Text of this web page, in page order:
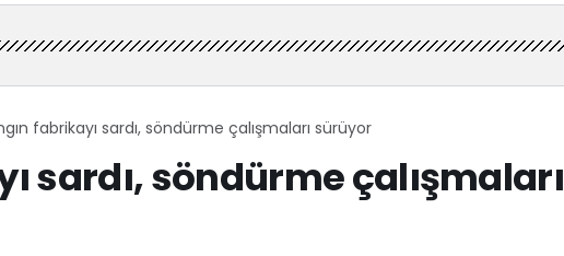
fabrikayı sardı, söndürme çalışmaları sürüyor
sardı, söndürme çalışmaları